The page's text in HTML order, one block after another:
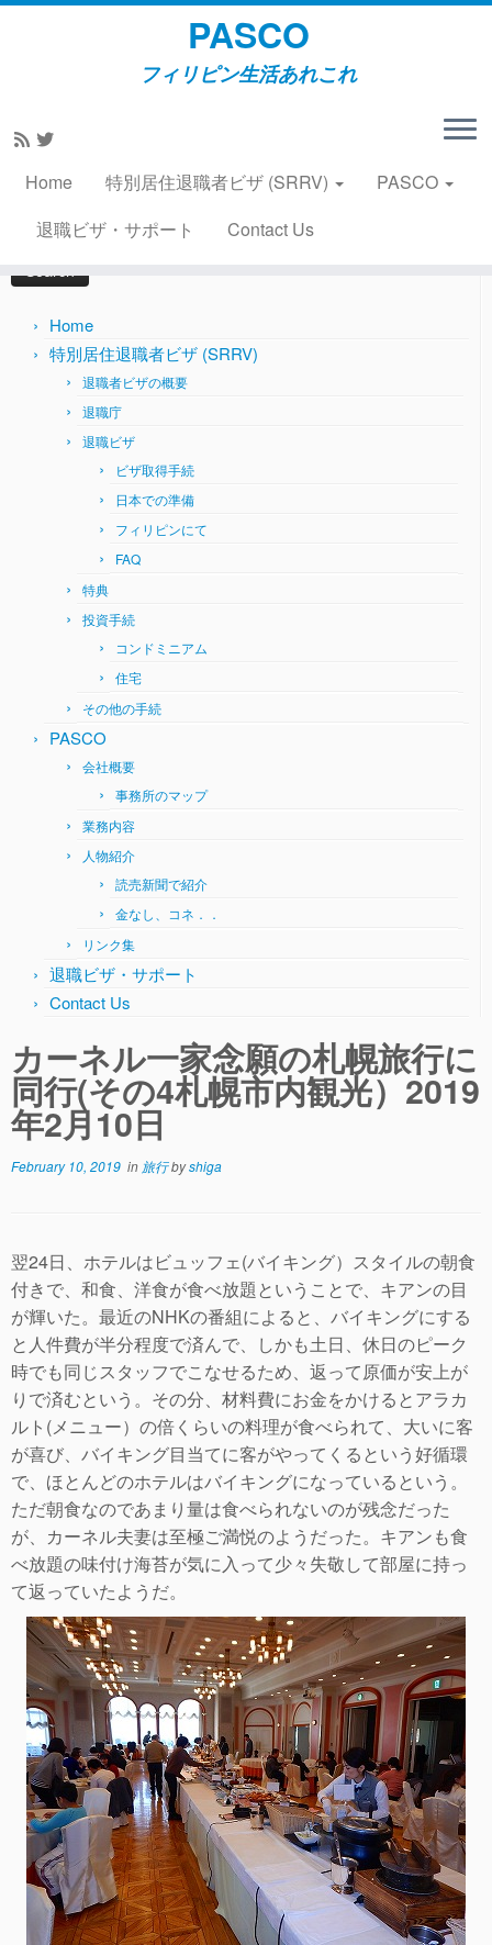
Skip
content
PASCO
フィリピン生活あれこれ
Home 特別居住退職者ビザ (SRRV)
PASCO
退職ビザ・サポート
Contact Us
Home
幌市内観光）2019年2月10日
Search
Home
特別居住退職者ビザ (SRRV)
退職者ビザの概要
退職庁
退職ビザ
ビザ取得手続
日本での準備
フィリピンにて
FAQ
特典
投資手続
コンドミニアム
住宅
その他の手続
PASCO
会社概要
事務所のマップ
業務内容
人物紹介
読売新聞で紹介
金なし、コネ．．
リンク集
退職ビザ・サポート
Contact Us
カーネル一家念願の札幌旅行に
同行(その4札幌市内観光）2019
年2月10日
February 10, 2019 in 旅行byshiga
翌24日、ホテルはビュッフェ(バイキング）スタイルの朝食
付きで、和食、洋食が食べ放題ということで、キアンの目
が輝いた。最近のNHKの番組によると、バイキングにする
と人件費が半分程度で済んで、しかも土日、休日のピーク
時でも同じスタッフでこなせるため、返って原価が安上が
りで済むという。その分、材料費にお金をかけるとアラカ
ルト(メニュー）の倍くらいの料理が食べられて、大いに客
が喜び、バイキング目当てに客がやってくるという好循環
で、ほとんどのホテルはバイキングになっているという。
ただ朝食なのであまり量は食べられないのが残念だった
が、カーネル夫妻は至極ご満悦のようだった。キアンも食
べ放題の味付け海苔が気に入って少々失敬して部屋に持っ
て返っていたようだ。